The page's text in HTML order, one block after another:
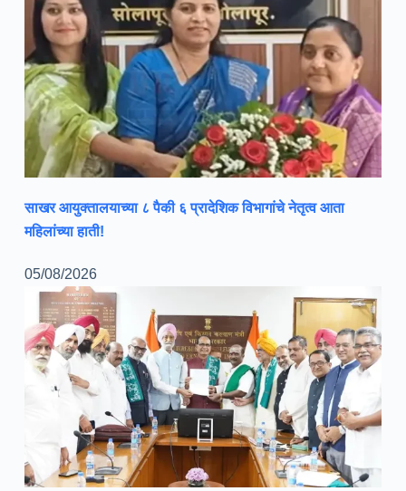
साखर आयुक्तालयाच्या ८ पैकी ६ प्रादेशिक विभागांचे नेतृत्व आता
महिलांच्या हाती!
05/08/2026